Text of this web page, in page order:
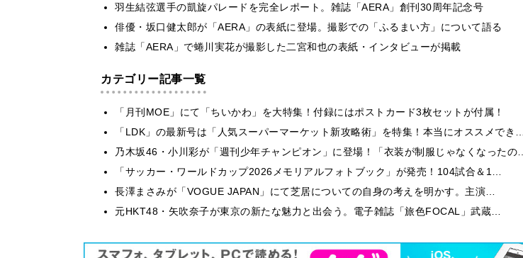
羽生結弦選手の凱旋パレードを完全レポート。雑誌「AERA」創刊30周年記念号
俳優・坂口健太郎が「AERA」の表紙に登場。撮影での「ふるまい方」について語る
雑誌「AERA」で蜷川実花が撮影した二宮和也の表紙・インタビューが掲載
カテゴリー記事一覧
「月刊MOE」にて「ちいかわ」を大特集！付録にはポストカード3枚セットが付属！
「LDK」の最新号は「人気スーパーマーケット新攻略術」を特集！本当にオススメでき…
乃木坂46・小川彩が「週刊少年チャンピオン」に登場！「衣装が制服じゃなくなったの…
「サッカー・ワールドカップ2026メモリアルフォトブック」が発売！104試合＆1…
長澤まさみが「VOGUE JAPAN」にて芝居についての自身の考えを明かす。主演…
元HKT48・矢吹奈子が東京の新たな魅力と出会う。電子雑誌「旅色FOCAL」武蔵…